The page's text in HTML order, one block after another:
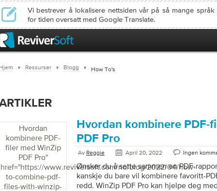
Vi bestrever å lokalisere nettsiden vår på så mange
for tiden oversatt med Google Translate.
Ressurser Blogg How To's
Hvordan
kombinere PDF-
filer med WinZip
PDF Pro"
href="https://www.reviversoft.com/no/blog/2022/04/how-
to-combine-pdf-
files-with-winzip-
Hvordan kombinere PDF-
PDF Pro
Av Reggie April 20, 2022 Ingen
Ønsker du å sette sammen en PDF-
kanskje du bare vil kombinere favoritt-
redd. WinZip PDF Pro kan hjelpe deg